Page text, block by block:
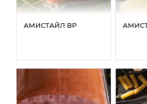
АМИСТАЙЛ ВР